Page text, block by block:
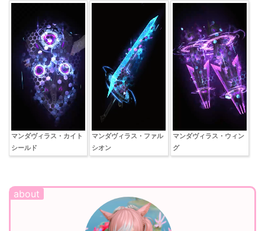
マンダヴィラス・カイト
シールド
マンダヴィラス・ファル
シオン
マンダヴィラス・ウィン
グ